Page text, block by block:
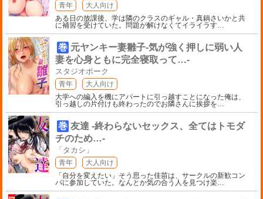
青年
大人向け
ある日の放課後、学は隣のクラスのギャル・真鍋さいかと共
に補習を受けていた。問題が解けなくてイライラす
巻 元ヤンキー妻雛子-気が強く押しに弱い人
妻を心身ともに完全寝取って…-
スタジオポーク
青年
大人向け
大学への編入を機にアパートに引っ越すことになった俺は、
引っ越しの片付けも終わったのでお隣さんに挨拶を
巻 友達 -終わらないセックス、全てはトモダ
チのため…-
「タカシ」
青年
大人向け
「自分を変えたい」そう思った佳苗は、サークルの新歓コン
パに参加していた。なんとか気の合う人を見つけ楽